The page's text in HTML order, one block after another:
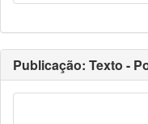
Publicação: Texto -